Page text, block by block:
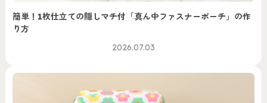
簡単！1枚仕立ての隠しマチ付「真ん中ファスナーポーチ」の作
り方
2026.07.03